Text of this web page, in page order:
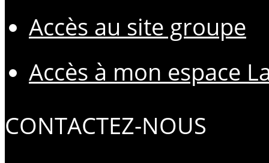
Accès au site groupe
Accès à mon espace
CONTACTEZ-NOUS